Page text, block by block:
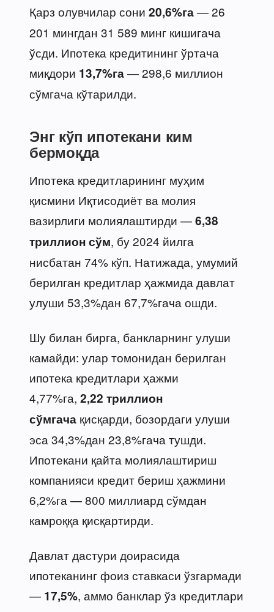
Қарз олувчилар сони 20,6%га— 26
201 мингдан 31 589 минг кишигача
ўсди. Ипотека кредитининг ўртача
миқдори 13,7%га— 298,6 миллион
сўмгача кўтарилди.
Энг кўп ипотекани ким
бермоқда
Ипотека кредитларининг муҳим
қисмини Иқтисодиёт ва молия
вазирлиги молиялаштирди —6,38
триллион сўм, бу 2024 йилга
нисбатан 74% кўп. Натижада, умумий
берилган кредитлар ҳажмида давлат
улуши 53,3%дан 67,7%гача ошди.
Шу билан бирга, банкларнинг улуши
камайди: улар томонидан берилган
ипотека кредитлари ҳажми
4,77%га, 2,22 триллион
сўмгача қисқарди, бозордаги улуши
эса 34,3%дан 23,8%гача тушди.
Ипотекани қайта молиялаштириш
компанияси кредит бериш ҳажмини
6,2%га — 800 миллиард сўмдан
камроққа қисқартирди.
Давлат дастури доирасида
ипотеканинг фоиз ставкаси ўзгармади
— 17,5%, аммо банклар ўз кредитлари